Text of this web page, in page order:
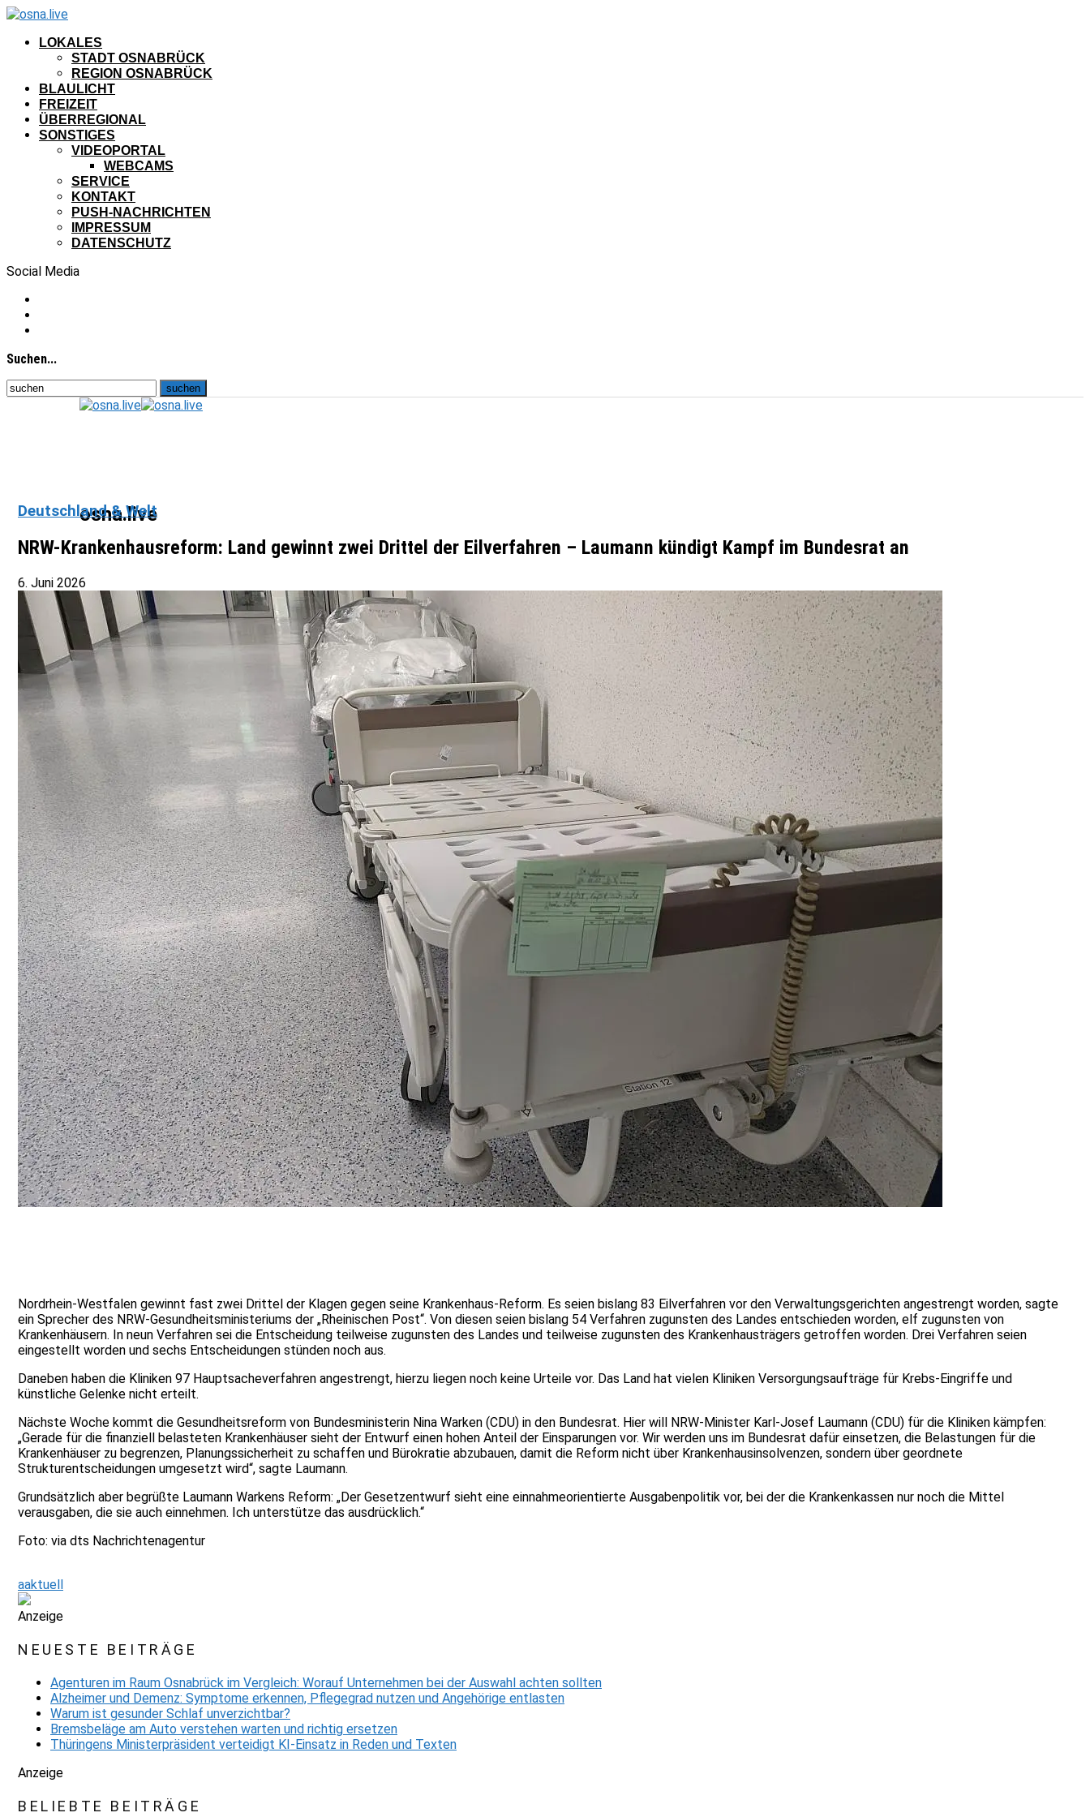
LOKALES
STADT OSNABRÜCK
REGION OSNABRÜCK
BLAULICHT
FREIZEIT
ÜBERREGIONAL
SONSTIGES
VIDEOPORTAL
WEBCAMS
SERVICE
KONTAKT
PUSH-NACHRICHTEN
IMPRESSUM
DATENSCHUTZ
Social Media
Suchen...
osna.live
Deutschland & Welt
NRW-Krankenhausreform: Land gewinnt zwei Drittel der Eilverfahren – Laumann kündigt Kampf im Bundesrat an
6. Juni 2026
Nordrhein-Westfalen gewinnt fast zwei Drittel der Klagen gegen seine Krankenhaus-Reform. Es seien bislang 83 Eilverfahren vor den Verwaltungsgerichten angestrengt worden, sagte
ein Sprecher des NRW-Gesundheitsministeriums der „Rheinischen Post“. Von diesen seien bislang 54 Verfahren zugunsten des Landes entschieden worden, elf zugunsten von
Krankenhäusern. In neun Verfahren sei die Entscheidung teilweise zugunsten des Landes und teilweise zugunsten des Krankenhausträgers getroffen worden. Drei Verfahren seien
eingestellt worden und sechs Entscheidungen stünden noch aus.
Daneben haben die Kliniken 97 Hauptsacheverfahren angestrengt, hierzu liegen noch keine Urteile vor. Das Land hat vielen Kliniken Versorgungsaufträge für Krebs-Eingriffe und
künstliche Gelenke nicht erteilt.
Nächste Woche kommt die Gesundheitsreform von Bundesministerin Nina Warken (CDU) in den Bundesrat. Hier will NRW-Minister Karl-Josef Laumann (CDU) für die Kliniken kämpfen:
„Gerade für die finanziell belasteten Krankenhäuser sieht der Entwurf einen hohen Anteil der Einsparungen vor. Wir werden uns im Bundesrat dafür einsetzen, die Belastungen für die
Krankenhäuser zu begrenzen, Planungssicherheit zu schaffen und Bürokratie abzubauen, damit die Reform nicht über Krankenhausinsolvenzen, sondern über geordnete
Strukturentscheidungen umgesetzt wird“, sagte Laumann.
Grundsätzlich aber begrüßte Laumann Warkens Reform: „Der Gesetzentwurf sieht eine einnahmeorientierte Ausgabenpolitik vor, bei der die Krankenkassen nur noch die Mittel
verausgaben, die sie auch einnehmen. Ich unterstütze das ausdrücklich.“
Foto: via dts Nachrichtenagentur
aaktuell
Anzeige
NEUESTE BEITRÄGE
Agenturen im Raum Osnabrück im Vergleich: Worauf Unternehmen bei der Auswahl achten sollten
Alzheimer und Demenz: Symptome erkennen, Pflegegrad nutzen und Angehörige entlasten
Warum ist gesunder Schlaf unverzichtbar?
Bremsbeläge am Auto verstehen warten und richtig ersetzen
Thüringens Ministerpräsident verteidigt KI-Einsatz in Reden und Texten
Anzeige
BELIEBTE BEITRÄGE